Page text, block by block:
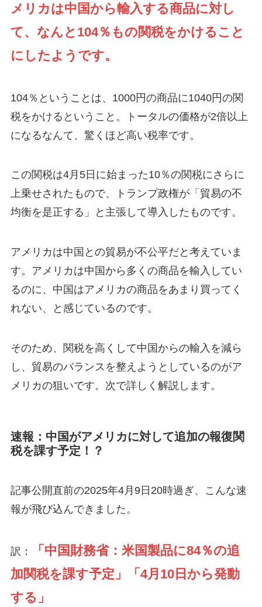
メリカは中国から輸入する商品に対し
て、なんと104％もの関税をかけること
にしたようです。
104％ということは、1000円の商品に1040円の関
税をかけるということ。トータルの価格が2倍以上
になるなんて、驚くほど高い税率です。
この関税は4月5日に始まった10％の関税にさらに
上乗せされたもので、トランプ政権が「貿易の不
均衡を是正する」と主張して導入したものです。
アメリカは中国との貿易が不公平だと考えていま
す。アメリカは中国から多くの商品を輸入してい
るのに、中国はアメリカの商品をあまり買ってく
れない、と感じているのです。
そのため、関税を高くして中国からの輸入を減ら
し、貿易のバランスを整えようとしているのがア
メリカの狙いです。次で詳しく解説します。
速報：中国がアメリカに対して追加の報復関
税を課す予定！？
記事公開直前の2025年4月9日20時過ぎ、こんな速
報が飛び込んできました。
訳：
「中国財務省：米国製品に84％の追
加関税を課す予定」「4月10日から発動
する」